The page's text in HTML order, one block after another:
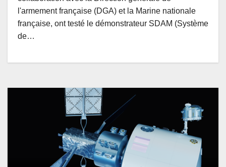
l'armement française (DGA) et la Marine nationale
française, ont testé le démonstrateur SDAM (Système
de…